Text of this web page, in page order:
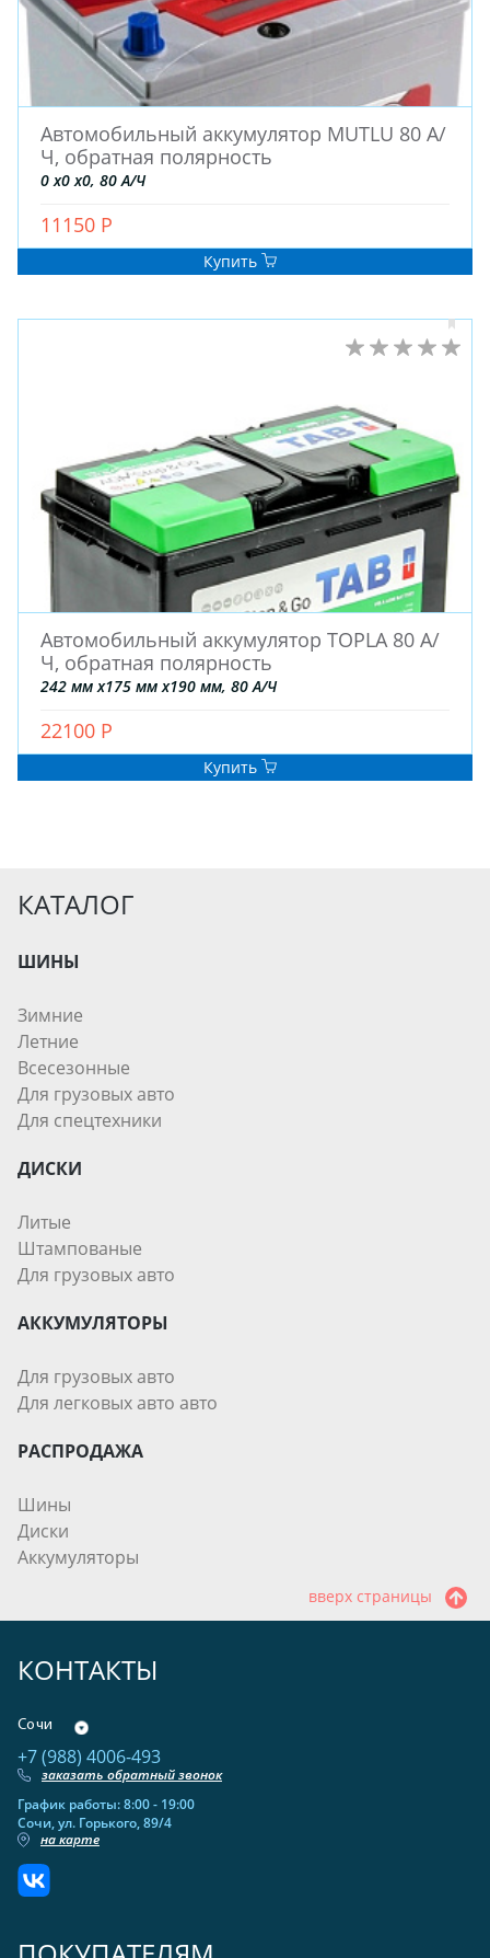
Автомобильный аккумулятор MUTLU 80 А/
Ч, обратная полярность
0 x0 x0, 80 А/Ч
11150 Р
Купить
Автомобильный аккумулятор TOPLA 80 А/
Ч, обратная полярность
242 мм x175 мм x190 мм, 80 А/Ч
22100 Р
Купить
КАТАЛОГ
ШИНЫ
Зимние
Летние
Всесезонные
Для грузовых авто
Для спецтехники
ДИСКИ
Литые
Штампованые
Для грузовых авто
АККУМУЛЯТОРЫ
Для грузовых авто
Для легковых авто авто
РАСПРОДАЖА
Шины
Диски
Аккумуляторы
вверх страницы
КОНТАКТЫ
Сочи
+7 (988) 4006-493
заказать обратный звонок
График работы: 8:00 - 19:00
Сочи, ул. Горького, 89/4
на карте